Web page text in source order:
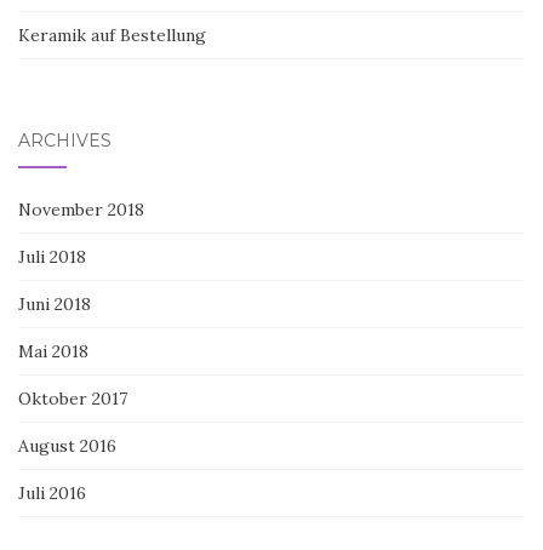
Keramik auf Bestellung
ARCHIVES
November 2018
Juli 2018
Juni 2018
Mai 2018
Oktober 2017
August 2016
Juli 2016